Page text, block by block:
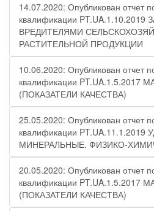
14.07.2020: Опубликован отчет
квалификации
ВРЕДИТЕЛЯМИ
РАСТИТЕЛЬНОЙ ПРОДУКЦИИ
10.06.2020: Опубликован отчет
квалификации
(ПОКАЗАТЕЛИ КАЧЕСТВА)
25.05.2020: Опубликован отчет
квалификации
МИНЕРАЛЬНЫЕ. ФИЗИКО-
20.05.2020: Опубликован отчет
квалификации
(ПОКАЗАТЕЛИ КАЧЕСТВА)